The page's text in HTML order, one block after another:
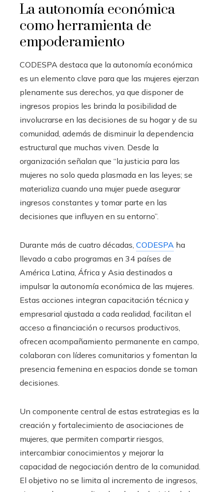
La autonomía económica
como herramienta de
empoderamiento
CODESPA destaca que la autonomía económica
es un elemento clave para que las mujeres ejerzan
plenamente sus derechos, ya que disponer de
ingresos propios les brinda la posibilidad de
involucrarse en las decisiones de su hogar y de su
comunidad, además de disminuir la dependencia
estructural que muchas viven. Desde la
organización señalan que “la justicia para las
mujeres no solo queda plasmada en las leyes; se
materializa cuando una mujer puede asegurar
ingresos constantes y tomar parte en las
decisiones que influyen en su entorno”.
Durante más de cuatro décadas, CODESPA ha
llevado a cabo programas en 34 países de
América Latina, África y Asia destinados a
impulsar la autonomía económica de las mujeres.
Estas acciones integran capacitación técnica y
empresarial ajustada a cada realidad, facilitan el
acceso a financiación o recursos productivos,
ofrecen acompañamiento permanente en campo,
colaboran con líderes comunitarios y fomentan la
presencia femenina en espacios donde se toman
decisiones.
Un componente central de estas estrategias es la
creación y fortalecimiento de asociaciones de
mujeres, que permiten compartir riesgos,
intercambiar conocimientos y mejorar la
capacidad de negociación dentro de la comunidad.
El objetivo no se limita al incremento de ingresos,